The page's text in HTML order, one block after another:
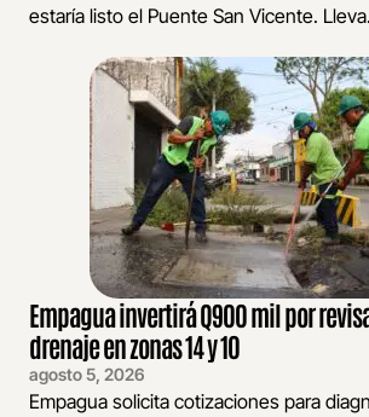
estaría listo el Puente San Vicente.
Empagua invertirá Q900 mil por
drenaje en zonas 14 y 10
agosto 5, 2026
Empagua solicita cotizaciones para